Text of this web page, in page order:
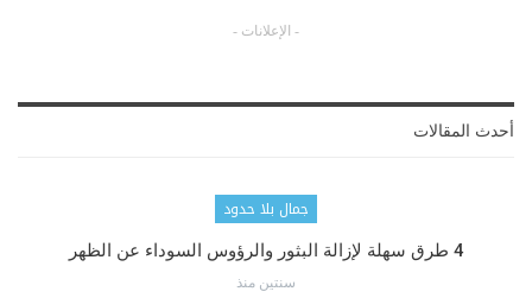
- الإعلانات -
أحدث المقالات
جمال بلا حدود
4 طرق سهلة لإزالة البثور والرؤوس السوداء عن الظهر
سنتين منذ